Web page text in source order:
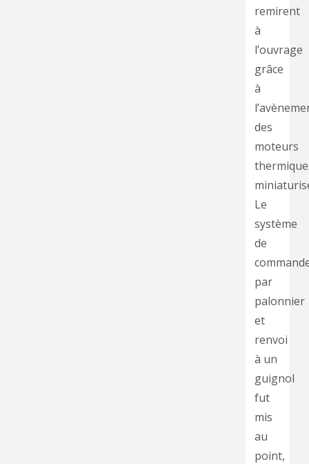
remirent
à
l’ouvrage
grâce
à
des
moteurs
Le
système
de
par
palonnier
et
renvoi
à un
guignol
fut
mis
au
point,